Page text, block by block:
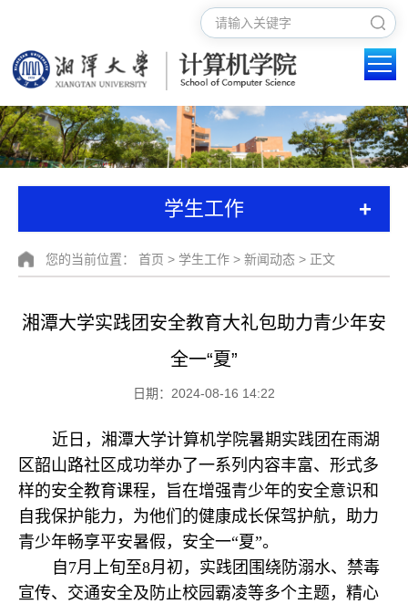
学生工作 +
您的当前位置： 首页 > 学生工作 > 新闻动态 > 正文
湘潭大学实践团安全教育大礼包助力青少年安
全一“夏”
日期：2024-08-16 14:22
近日，湘潭大学计算机学院暑期实践团在雨湖
区韶山路社区成功举办了一系列内容丰富、形式多
样的安全教育课程，旨在增强青少年的安全意识和
自我保护能力，为他们的健康成长保驾护航，助力
青少年畅享平安暑假，安全一“夏”。
自7月上旬至8月初，实践团围绕防溺水、禁毒
宣传、交通安全及防止校园霸凌等多个主题，精心